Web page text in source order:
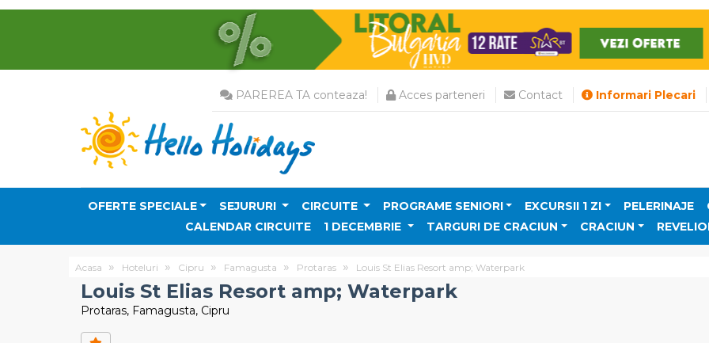
PAREREA TA conteaza! Acces parteneri Contact Informari Plecari
OFERTE SPECIALE SEJURURI CIRCUITE PROGRAME SENIORI EXCURSII 1 ZI PELERINAJE
CALENDAR CIRCUITE
1 DECEMBRIE TARGURI DE CRACIUN CRACIUN
Acasa Hoteluri Cipru Famagusta Protaras Louis St Elias Resort amp; Waterpark
Louis St Elias Resort amp; Waterpark
Protaras, Famagusta, Cipru